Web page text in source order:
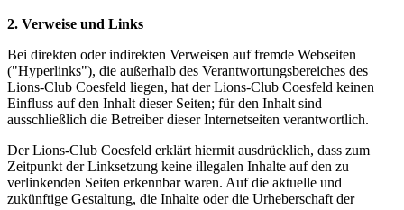
2. Verweise und Links
Bei direkten oder indirekten Verweisen auf fremde Webseiten
("Hyperlinks"), die außerhalb des Verantwortungsbereiches des
Lions-Club Coesfeld liegen, hat der Lions-Club Coesfeld keinen
Einfluss auf den Inhalt dieser Seiten; für den Inhalt sind
ausschließlich die Betreiber dieser Internetseiten verantwortlich.
Der Lions-Club Coesfeld erklärt hiermit ausdrücklich, dass zum
Zeitpunkt der Linksetzung keine illegalen Inhalte auf den zu
verlinkenden Seiten erkennbar waren. Auf die aktuelle und
zukünftige Gestaltung, die Inhalte oder die Urheberschaft der